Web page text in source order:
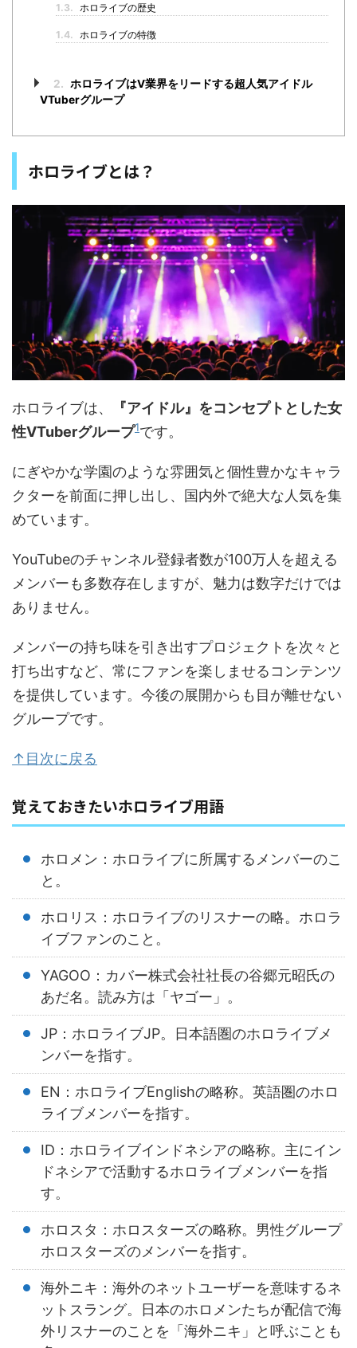
1.3. ホロライブの歴史
1.4. ホロライブの特徴
2. ホロライブはV業界をリードする超人気アイドル
VTuberグループ
ホロライブとは？
ホロライブは、
『アイドル』をコンセプトとした女
性VTuberグループ1です。
にぎやかな学園のような雰囲気と個性豊かなキャラ
クターを前面に押し出し、国内外で絶大な人気を集
めています。
YouTubeのチャンネル登録者数が100万人を超える
メンバーも多数存在しますが、魅力は数字だけでは
ありません。
メンバーの持ち味を引き出すプロジェクトを次々と
打ち出すなど、常にファンを楽しませるコンテンツ
を提供しています。今後の展開からも目が離せない
グループです。
↑目次に戻る
覚えておきたいホロライブ用語
ホロメン：ホロライブに所属するメンバーのこ
と。
ホロリス：ホロライブのリスナーの略。ホロラ
イブファンのこと。
YAGOO：カバー株式会社社長の谷郷元昭氏の
あだ名。読み方は「ヤゴー」。
JP：ホロライブJP。日本語圏のホロライブメ
ンバーを指す。
EN：ホロライブEnglishの略称。英語圏のホロ
ライブメンバーを指す。
ID：ホロライブインドネシアの略称。主にイン
ドネシアで活動するホロライブメンバーを指
す。
ホロスタ：ホロスターズの略称。男性グループ
ホロスターズのメンバーを指す。
海外ニキ：海外のネットユーザーを意味するネ
ットスラング。日本のホロメンたちが配信で海
外リスナーのことを「海外ニキ」と呼ぶことも